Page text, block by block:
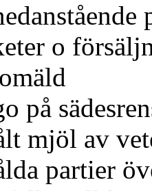
o
på
mjöl av
partier